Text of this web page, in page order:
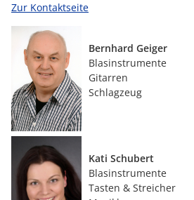
Zur Kontaktseite
Bernhard Geiger
Blasinstrumente
Gitarren
Schlagzeug
Kati Schubert
Blasinstrumente
Tasten & Streicher